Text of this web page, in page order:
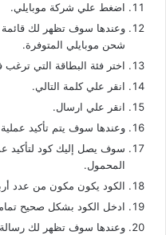
اضغط علي شركة موبايلي.
وعندها سوف تظهر لك
شحن موبايلي المتوفرة.
اختر فئة البطاقة التي
انقر علي كلمة التالي.
انقر علي ارسال.
وعندها سوف يتم تأكيد
سوف يصل إليك كود لتأكيد
المحمول.
الكود يكون مكون من عدد
ادخل الكود بشكل صحيح
وعندها سوف تظهر لك رسالة